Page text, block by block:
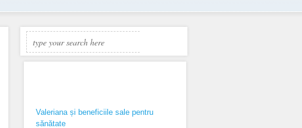
Valeriana și beneficiile sale pentru
sănătate